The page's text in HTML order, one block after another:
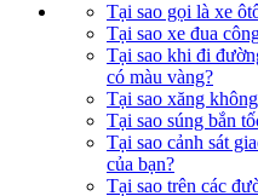
Tại sao gọi là xe
Tại sao xe đua
Tại sao khi đi
có màu vàng?
Tại sao xăng
Tại sao súng bắn
Tại sao cảnh sát
của bạn?
Tại sao trên các